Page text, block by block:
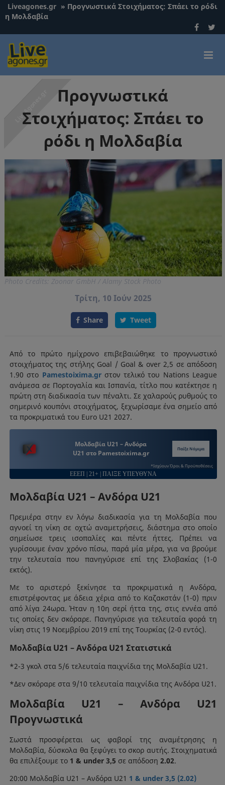
Liveagones.gr » Προγνωστικά Στοιχήματος: Σπάει το ρόδι
η Μολδαβία
Προγνωστικά
Στοιχήματος: Σπάει το
ρόδι η Μολδαβία
Photo Credits: Zoonar GmbH / Alamy Stock Photo
Τρίτη, 10 Ιούν 2025
Share Tweet
Από το πρώτο ημίχρονο επιβεβαιώθηκε το προγνωστικό
στοιχήματος της στήλης Goal / Goal & over 2,5 σε απόδοση
1.90 στο Pamestoixima.grστον τελικό του Nations League
ανάμεσα σε Πορτογαλία και Ισπανία, τίτλο που κατέκτησε η
πρώτη στη διαδικασία των πέναλτι. Σε χαλαρούς ρυθμούς το
σημερινό κουπόνι στοιχήματος, ξεχωρίσαμε ένα σημείο από
τα προκριματικά του Euro U21 2027.
Μολδαβία U21 – Ανδόρα
U21 στο Pamestoixima.gr
Παίξε Νόμιμα
*Ισχύουν Όροι & Προϋποθέσεις
ΕΕΕΠ | 21+ | ΠΑΙΞΕ ΥΠΕΥΘΥΝΑ
Μολδαβία U21 – Ανδόρα U21
Πρεμιέρα στην εν λόγω διαδικασία για τη Μολδαβία που
αγνοεί τη νίκη σε οχτώ αναμετρήσεις, διάστημα στο οποίο
σημείωσε τρεις ισοπαλίες και πέντε ήττες. Πρέπει να
γυρίσουμε έναν χρόνο πίσω, παρά μία μέρα, για να βρούμε
την τελευταία που πανηγύρισε επί της Σλοβακίας (1-0
εκτός).
Με το αριστερό ξεκίνησε τα προκριματικά η Ανδόρα,
επιστρέφοντας με άδεια χέρια από το Καζακστάν (1-0) πριν
από λίγα 24ωρα. Ήταν η 10η σερί ήττα της, στις εννέα από
τις οποίες δεν σκόραρε. Πανηγύρισε για τελευταία φορά τη
νίκη στις 19 Νοεμβρίου 2019 επί της Τουρκίας (2-0 εντός).
Μολδαβία U21 – Ανδόρα U21 Στατιστικά
*2-3 γκολ στα 5/6 τελευταία παιχνίδια της Μολδαβία U21.
*Δεν σκόραρε στα 9/10 τελευταία παιχνίδια της Ανδόρα U21.
Μολδαβία U21 – Ανδόρα U21
Προγνωστικά
Σωστά προσφέρεται ως φαβορί της αναμέτρησης η
Μολδαβία, δύσκολα θα ξεφύγει το σκορ αυτής. Στοιχηματικά
θα επιλέξουμε το 1 & under 3,5 σε απόδοση 2.02.
20:00 Μολδαβία U21 – Ανδόρα U21 1 & under 3,5 (2.02)